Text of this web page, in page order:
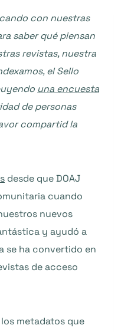
con nuestras
saber qué piensan
revistas, nuestra
el Sello
una encuesta
de personas
compartid la
desde que DOAJ
cuando
nuevos
y ayudó a
se ha convertido en
de acceso
metadatos que